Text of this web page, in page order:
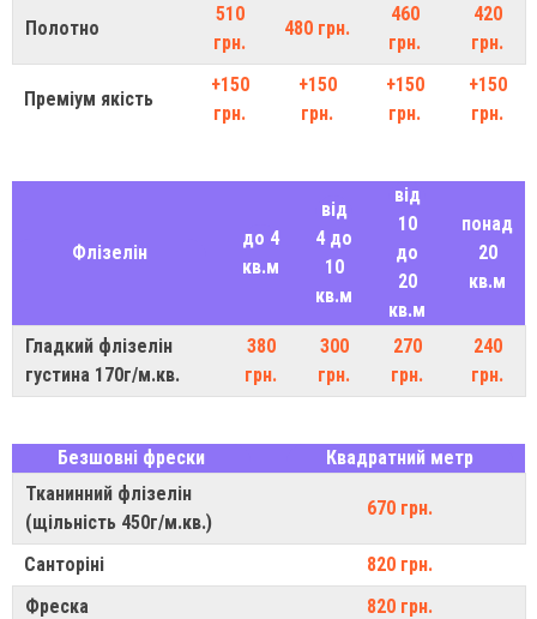
Полотно
510
грн.
480 грн.
460
грн.
420
грн.
Преміум якість
+150
грн.
+150
грн.
+150
грн.
+150
грн.
Флізелін
до 4
кв.м
від
4 до
10
кв.м
від
10
до
20
кв.м
понад
20
кв.м
Гладкий флізелін
густина 170г/м.кв.
380
грн.
300
грн.
270
грн.
240
грн.
Безшовні фрески
Квадратний метр
Тканинний флізелін
(щільність 450г/м.кв.)
670 грн.
Санторіні
820 грн.
Фреска
820 грн.